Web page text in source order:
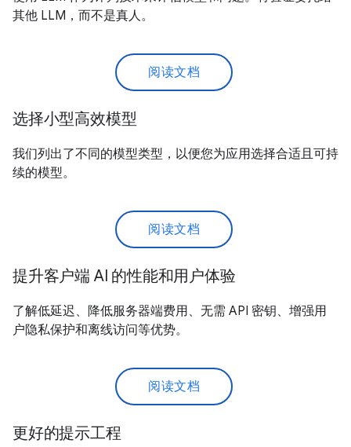
其他 LLM，而不是真人。
阅读文档
选择小型高效模型
我们列出了不同的模型类型，以便您为应用选择合适且可持
续的模型。
阅读文档
提升客户端 AI 的性能和用户体验
了解低延迟、降低服务器端费用、无需 API 密钥、增强用
户隐私保护和离线访问等优势。
阅读文档
更好的提示工程